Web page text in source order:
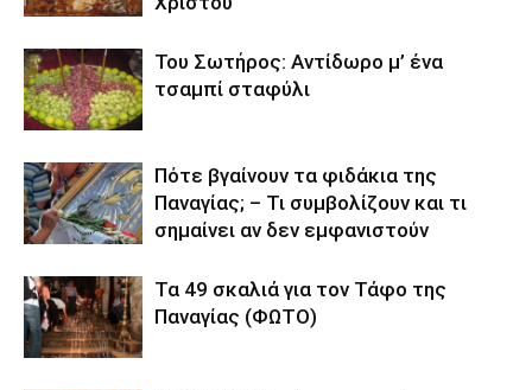
Του Σωτήρος: Αντίδωρο μ’ ένα
τσαμπί σταφύλι
Πότε βγαίνουν τα φιδάκια της
Παναγίας; – Τι συμβολίζουν και τι
σημαίνει αν δεν εμφανιστούν
Τα 49 σκαλιά για τον Τάφο της
Παναγίας (ΦΩΤΟ)